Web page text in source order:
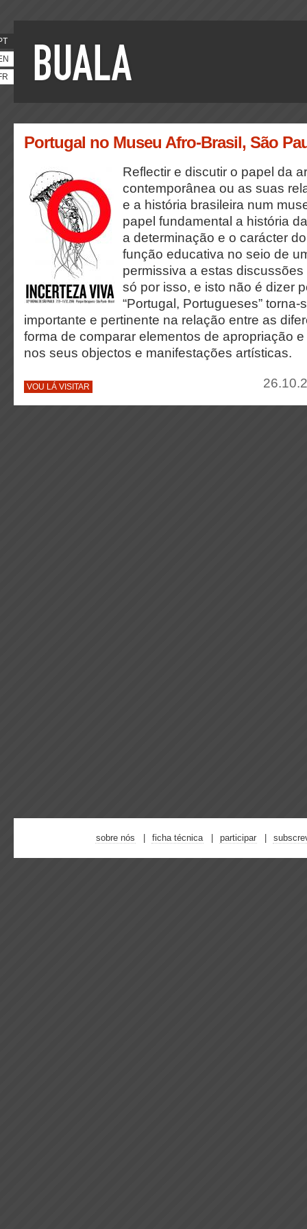
Portugal no Museu Afro-Brasil, São
Reflectir e discutir o papel da
contemporânea ou as suas
e a história brasileira num
papel fundamental a história
a determinação e o carácter
função educativa no seio de
permissiva a estas
só por isso, e isto não é dizer
“Portugal, Portugueses” torna-
importante e pertinente na relação entre as
forma de comparar elementos de apropriação
nos seus objectos e manifestações artísticas.
VOU LÁ VISITAR
sobre nós ficha técnica participar